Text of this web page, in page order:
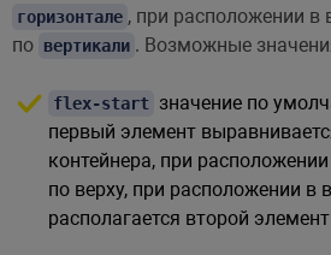
горизонтале , при расположении в
по вертикали . Возможные
flex-start значение по
первый элемент
контейнера, при
по верху, при расположении в
располагается второй